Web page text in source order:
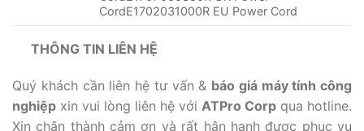
CordE1702031000R EU Power Cord
THÔNG TIN LIÊN HỆ
Quý khách cần liên hệ tư vấn & báo giá máy tính công
nghiệp xin vui lòng liên hệ với ATPro Corp qua hotline.
Xin chân thành cảm ơn và rất hân hạnh được phục vụ